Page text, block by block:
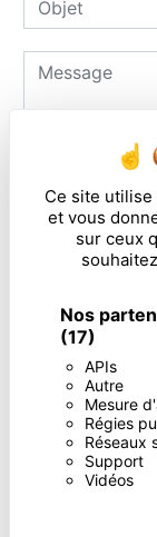
Ce site
et vous
sur ceux
Nos
(17)
APIs
Autre
Mesure
Régies
Réseaux
Support
Vidéos
En cochant
** Les données
vous contacter.
disposez de droits
limitation,
droit d’introduire
que d’organiser le
droits par voie
pourra vous être